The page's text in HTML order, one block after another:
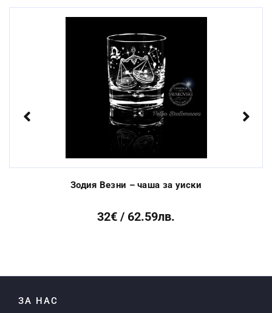
Да
Стандартен срок за
Зодия Везни – чаша за уиски
32€ / 62.59лв.
ЗА НАС